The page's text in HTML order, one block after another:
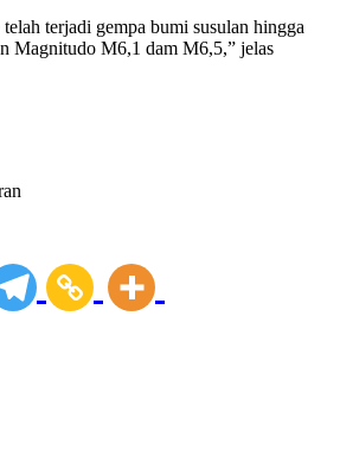
terjadi gempa bumi susulan hingga
Magnitudo M6,1 dam M6,5,” jelas